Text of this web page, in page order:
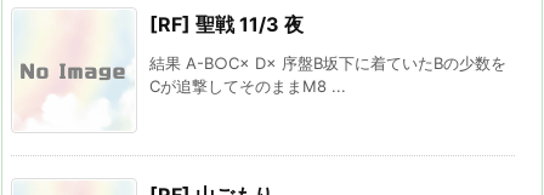
[RF] 聖戦 11/3 夜
結果 A-B○C× D× 序盤B坂下に着ていたBの少数を
Cが追撃してそのままM8 ...